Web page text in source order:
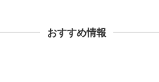
おすすめ情報